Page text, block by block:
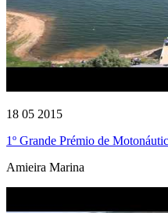
18 05 2015
1º Grande Prémio de
Amieira Marina